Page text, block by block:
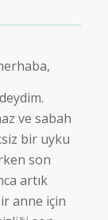
ve sabah
bir uyku
son
artık
anne için